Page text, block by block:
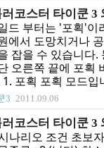
러코스터 타이쿤 3
드 부터는 '포획'이
에서 도망치거나
잡을 수 있습니다.
오른쪽 끝에 포획
1. 포획 포획 모드입
면 줌을 합니다. 오
드로 왼쪽 버튼을
다. 지금 움직이고
바늘이 휘어져서
3 2011.09.06
나리오 조건 초보